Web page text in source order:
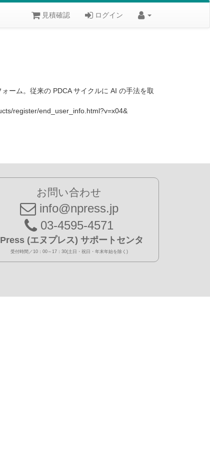
見積確認 ログイン
ーム。従来の PDCA サイクルに AI の手法を取
register/end_user_info.html?v=x04&
お問い合わせ
info@npress.jp
03-4595-4571
(エヌプレス) サポートセンタ
受付時間／10：00～17：30(土日・祝日・年末年始を除く)